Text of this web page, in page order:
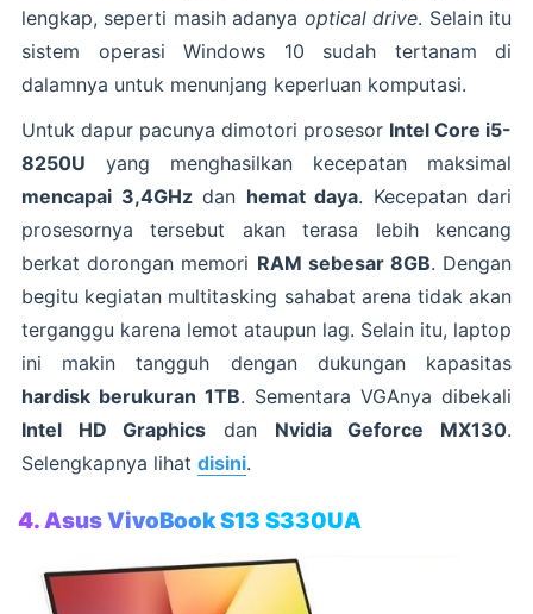
lengkap, seperti masih adanya optical drive. Selain itu
sistem operasi Windows 10 sudah tertanam di
dalamnya untuk menunjang keperluan komputasi.
Untuk dapur pacunya dimotori prosesor Intel Core i5-
8250U yang menghasilkan kecepatan maksimal
mencapai 3,4GHzdan hemat daya. Kecepatan dari
prosesornya tersebut akan terasa lebih kencang
berkat dorongan memori RAM sebesar 8GB. Dengan
begitu kegiatan multitasking sahabat arena tidak akan
terganggu karena lemot ataupun lag. Selain itu, laptop
ini makin tangguh dengan dukungan kapasitas
hardisk berukuran 1TB. Sementara VGAnya dibekali
Intel HD Graphics dan Nvidia Geforce MX130.
Selengkapnya lihat disini.
4. Asus VivoBook S13 S330UA